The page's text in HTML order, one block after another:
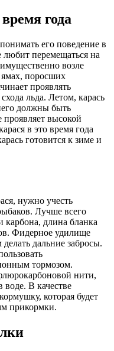
года
его поведение в
перемещаться на
возле
ямах, поросших
проявлять
льда. Летом, карась
должны быть
высокой
в это время года
готовится к зиме и
нужно учесть
Лучше всего
карбона, длина бланка
Фидерное удилище
дальние забросы.
тормозом.
нити,
воде. В качестве
которая будет
прикормки.